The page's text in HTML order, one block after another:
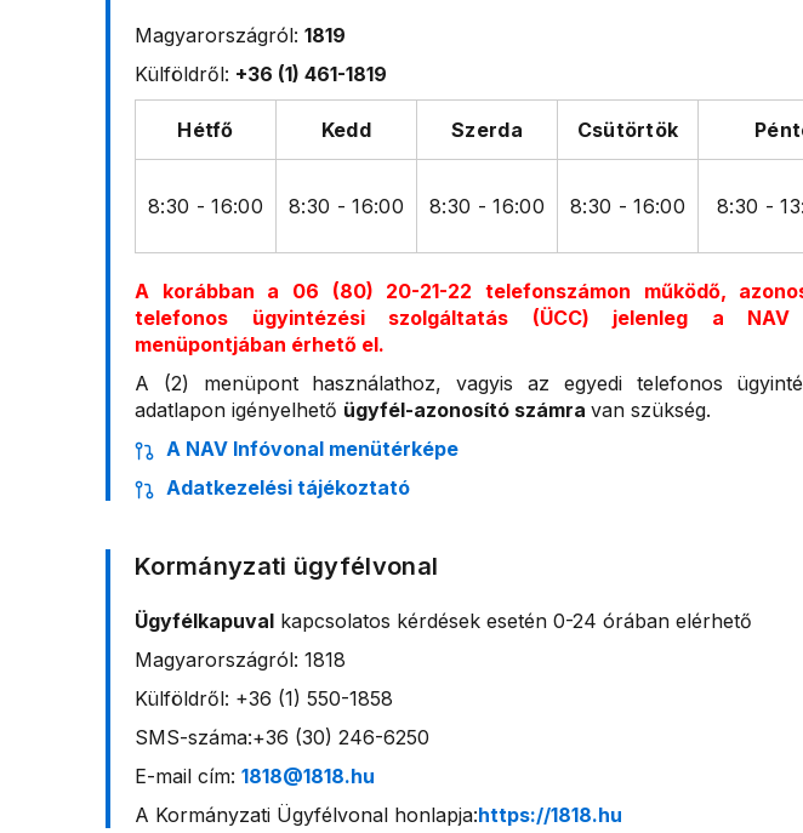
Magyarországról: 1819
Külföldről: +36 (1) 461-1819
Hétfő Kedd Szerda Csütörtök
8:30 - 16:00 8:30 - 16:00 8:30 - 16:00 8:30 - 16:00 8:30 -
A korábban a 06 (80) 20-21-22 telefonszámon működő,
telefonos ügyintézési szolgáltatás (ÜCC) jelenleg a
menüpontjában érhető el.
A (2) menüpont használathoz, vagyis az egyedi telefonos
adatlapon igényelhető ügyfél-azonosító számra van szükség.
A NAV Infóvonal menütérképe
Adatkezelési tájékoztató
Kormányzati ügyfélvonal
Ügyfélkapuval kapcsolatos kérdések esetén 0-24 órában elérhető
Magyarországról: 1818
Külföldről: +36 (1) 550-1858
SMS-száma:+36 (30) 246-6250
E-mail cím: 1818@1818.hu
A Kormányzati Ügyfélvonal honlapja:https://1818.hu